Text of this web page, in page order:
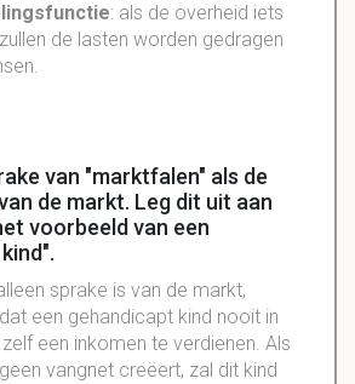
: als de overheid iets
de lasten worden gedragen
van "marktfalen" als de
de markt. Leg dit uit aan
voorbeeld van een
sprake is van de markt,
een gehandicapt kind nooit in
een inkomen te verdienen. Als
vangnet creëert, zal dit kind